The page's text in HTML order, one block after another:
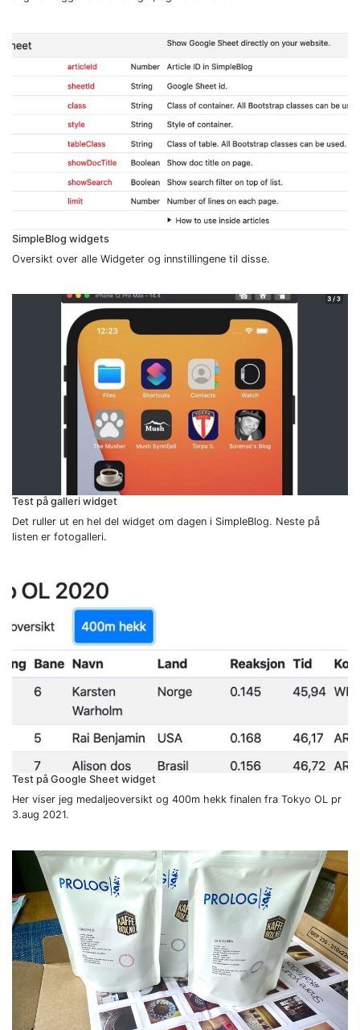
SimpleBlog widgets
Oversikt over alle Widgeter og innstillingene til disse.
Test på galleri widget
Det ruller ut en hel del widget om dagen i SimpleBlog. Neste på
listen er fotogalleri.
Test på Google Sheet widget
Her viser jeg medaljeoversikt og 400m hekk finalen fra Tokyo OL pr
3.aug 2021.